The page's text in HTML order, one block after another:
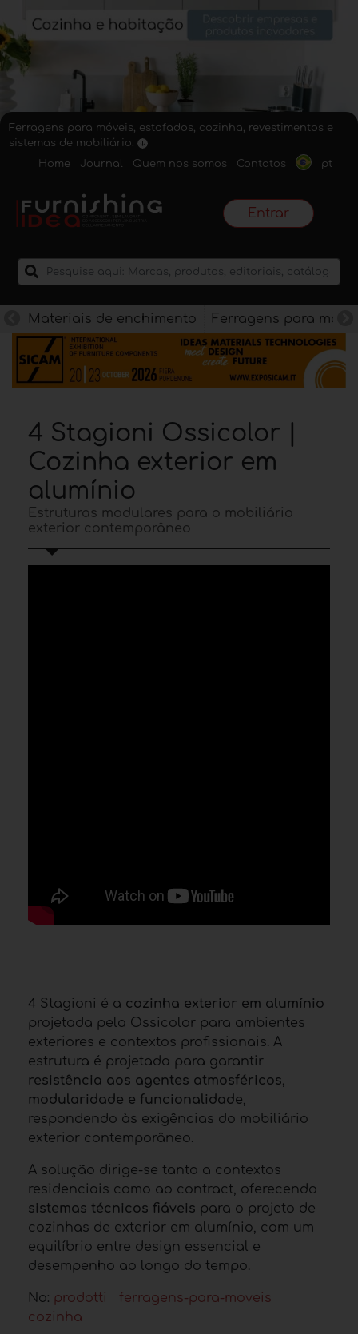
Ferragens para móveis, estofados, cozinha, revestimentos e
sistemas de mobiliário.
Home
Journal Quem nos somos Contatos pt
Entrar
Materiais de enchimento Ferragens para
4 Stagioni Ossicolor |
Cozinha exterior em
alumínio
Estruturas modulares para o mobiliário
exterior contemporâneo
4 Stagioni é a cozinha exterior em alumínio
projetada pela Ossicolor para ambientes
exteriores e contextos profissionais. A
estrutura é projetada para garantir
resistência aos agentes atmosféricos,
modularidade e funcionalidade,
respondendo às exigências do mobiliário
exterior contemporâneo.
A solução dirige-se tanto a contextos
residenciais como ao contract, oferecendo
sistemas técnicos fiáveis para o projeto de
cozinhas de exterior em alumínio, com um
equilíbrio entre design essencial e
desempenho ao longo do tempo.
No: prodotti
ferragens-para-moveis
cozinha